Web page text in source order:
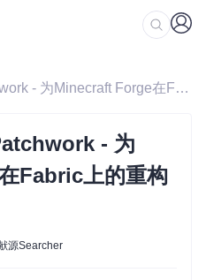
/ 推荐开源项目：Patchwork - 为Minecraft Forge在Fabric上的重构之路
- 为
Fabric上的重构
源Searcher